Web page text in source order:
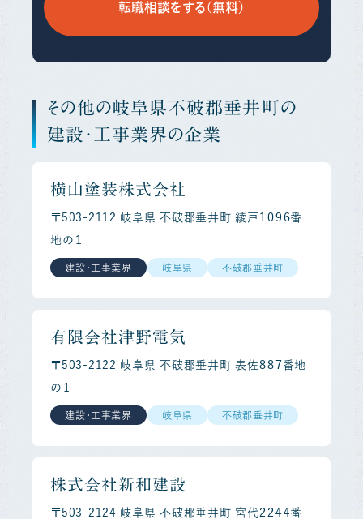
転職相談をする（無料）
その他の岐阜県不破郡垂井町の
建設・工事業界の企業
横山塗装株式会社
〒503-2112 岐阜県 不破郡垂井町 綾戸１０９６番
地の１
建設・工事業界 岐阜県 不破郡垂井町
有限会社津野電気
〒503-2122 岐阜県 不破郡垂井町 表佐８８７番地
の１
建設・工事業界 岐阜県 不破郡垂井町
株式会社新和建設
〒503-2124 岐阜県 不破郡垂井町 宮代２２４４番